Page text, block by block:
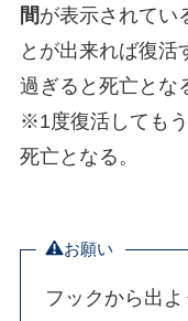
間が表示されてい
とが出来れば復活
過ぎると死亡とな
※1度復活しても
死亡となる。
お願い
フックから出